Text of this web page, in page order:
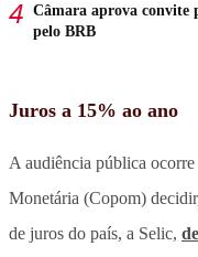
Câmara aprova convite
pelo BRB
Juros a 15% ao ano
A audiência pública
Monetária (Copom)
de juros do país, a Selic,